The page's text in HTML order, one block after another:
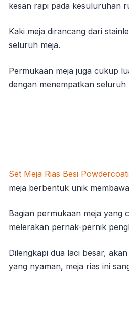
kesan rapi pada kesuluruhan
Kaki meja dirancang dari
seluruh meja.
Permukaan meja juga cukup
dengan menempatkan
Set Meja Rias Besi
meja berbentuk unik
Bagian permukaan meja yang
melerakan pernak-pernik
Dilengkapi dua laci besar,
yang nyaman, meja rias ini